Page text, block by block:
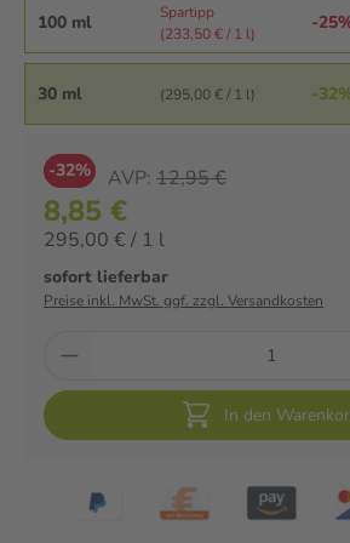
100 ml
Spartipp
(233,50 € / 1 l)
-
30 ml (295,00 € / 1 l) -
-32% AVP: 12,95 €
8,85 €
295,00 € / 1 l
sofort lieferbar
Preise inkl. MwSt. ggf. zzgl. Versandkosten
In den